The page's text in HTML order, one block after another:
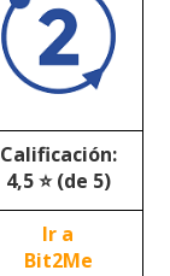
Calificación:
4,5 ⭐ (de 5)
Ir a
Bit2Me